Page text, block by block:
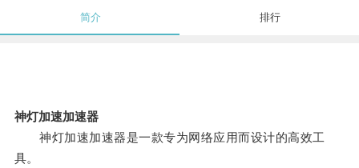
简介 排行
神灯加速加速器
神灯加速加速器是一款专为网络应用而设计的高效工
具。